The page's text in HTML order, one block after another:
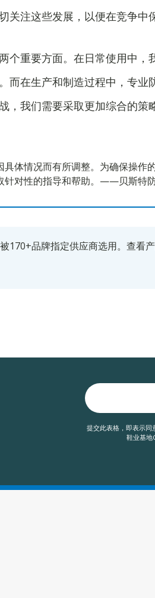
注这些发展，以便在竞争中
个重要方面。在日常使用中，
而在生产和制造过程中，专业
，我们需要采取更加综合的策
体情况而有所调整。为确保操作
针对性的指导和帮助。——贝斯特
170+品牌指定供应商选用。 查看
提交此表格，即表示
鞋业基